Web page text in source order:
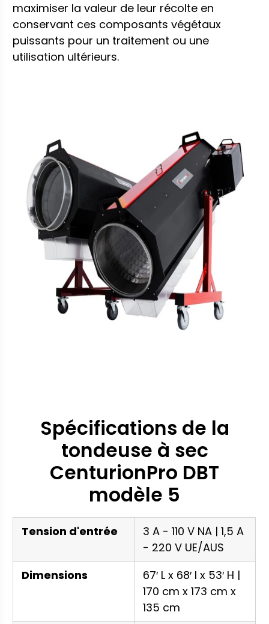
maximiser la valeur de leur récolte en
conservant ces composants végétaux
puissants pour un traitement ou une
utilisation ultérieurs.
Spécifications de la
tondeuse à sec
CenturionPro DBT
modèle 5
Tension d'entrée
3 A - 110 V NA | 1,5 A
- 220 V UE/AUS
Dimensions
67′ L x 68′ l x 53′ H |
170 cm x 173 cm x
135 cm